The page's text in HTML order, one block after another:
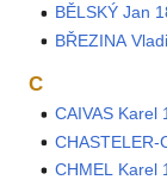
BĚLSKÝ Jan
BŘEZINA
C
CAIVAS Karel
CHMEL Karel